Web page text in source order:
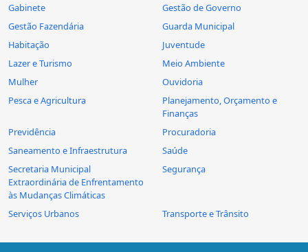
Gabinete
Gestão de Governo
Gestão Fazendária
Guarda Municipal
Habitação
Juventude
Lazer e Turismo
Meio Ambiente
Mulher
Ouvidoria
Pesca e Agricultura
Planejamento, Orçamento e
Finanças
Previdência
Procuradoria
Saneamento e Infraestrutura
Saúde
Secretaria Municipal
Extraordinária de Enfrentamento
às Mudanças Climáticas
Segurança
Serviços Urbanos Transporte e Trânsito